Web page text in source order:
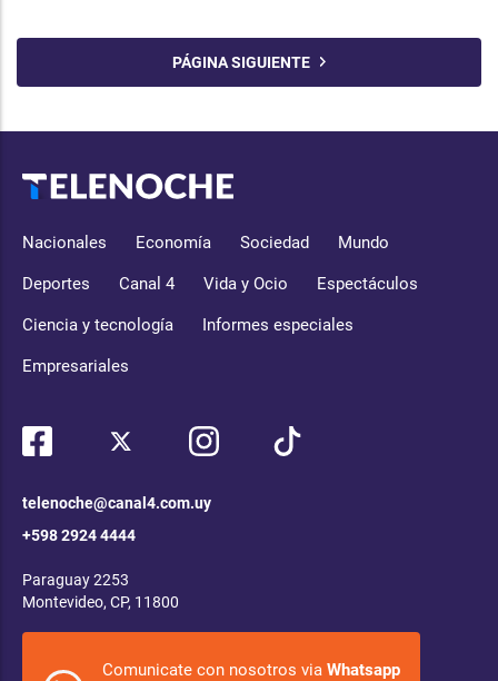
PÁGINA SIGUIENTE
Nacionales Economía Sociedad Mundo
Deportes Canal 4 Vida y Ocio Espectáculos
Ciencia y tecnología Informes especiales
Empresariales
telenoche@canal4.com.uy
+598 2924 4444
Paraguay 2253
Montevideo, CP, 11800
Comunicate con nosotros via Whatsapp